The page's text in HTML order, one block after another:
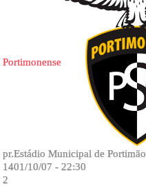
Portimonense
pr.Estádio Municipal de Portimão
1401/10/07 - 22:30
2